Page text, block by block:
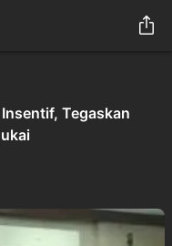
Tegaskan